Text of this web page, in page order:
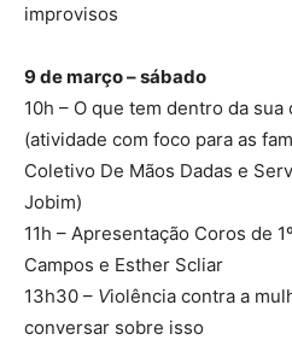
improvisos
9 de março – sábado
10h – O que tem dentro da sua
(atividade com foco para as
Coletivo De Mãos Dadas e
Jobim)
11h – Apresentação Coros de
Campos e Esther Scliar
13h30 – Violência contra a
conversar sobre isso